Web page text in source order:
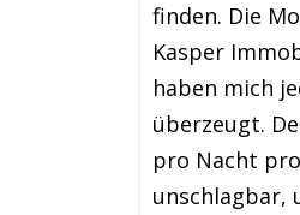
finden. Die
Kasper
haben mich
überzeugt.
pro Nacht
unschlagbar,